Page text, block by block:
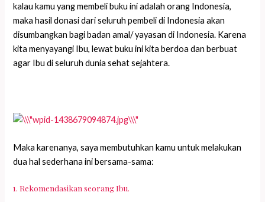
kalau kamu yang membeli buku ini adalah orang Indonesia,
maka hasil donasi dari seluruh pembeli di Indonesia akan
disumbangkan bagi badan amal/ yayasan di Indonesia. Karena
kita menyayangi Ibu, lewat buku ini kita berdoa dan berbuat
agar Ibu di seluruh dunia sehat sejahtera.
Maka karenanya, saya membutuhkan kamu untuk melakukan
dua hal sederhana ini bersama-sama:
1. Rekomendasikan seorang Ibu.